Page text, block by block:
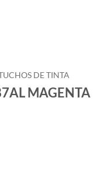
DE TINTA
MAGENTA